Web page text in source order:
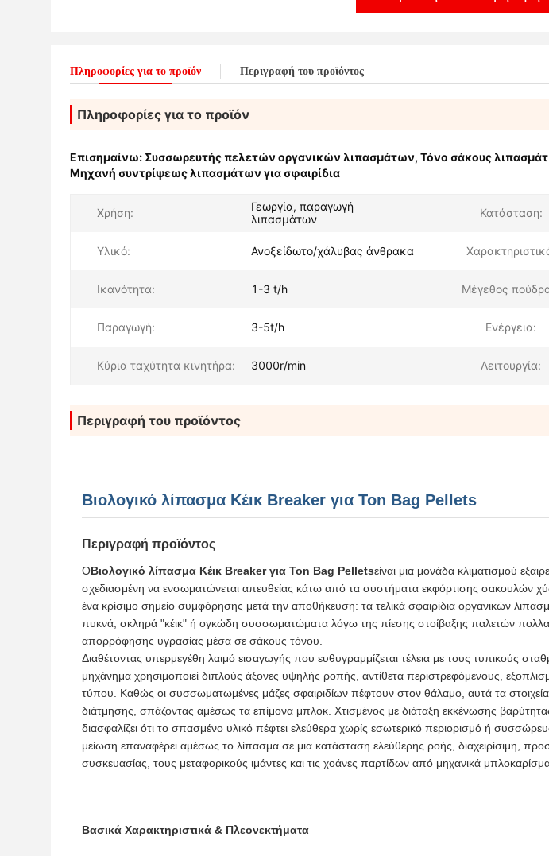
Πληροφορίες για το προϊόν Περιγραφή του προϊόντος
Πληροφορίες για το προϊόν
Επισημαίνω: Συσσωρευτής πελετών οργανικών λιπασμάτων, Τόνο σάκους
Μηχανή συντρίψεως λιπασμάτων για σφαιρίδια
Χρήση:
Γεωργία, παραγωγή
λιπασμάτων
Κατάσταση:
Υλικό: Ανοξείδωτο/χάλυβας άνθρακα
Ικανότητα: 1-3 t/h Μέγεθος
Παραγωγή: 3-5t/h Ενέργεια:
Κύρια ταχύτητα κινητήρα: 3000r/min Λειτουργία:
Περιγραφή του προϊόντος
Βιολογικό λίπασμα Κέικ Breaker για Ton Bag Pellets
Περιγραφή προϊόντος
ΟΒιολογικό λίπασμα Κέικ Breaker για Ton Bag Pelletsείναι μια μονάδα κλιματισμού
σχεδιασμένη να ενσωματώνεται απευθείας κάτω από τα συστήματα εκφόρτισης σακουλών
ένα κρίσιμο σημείο συμφόρησης μετά την αποθήκευση: τα τελικά σφαιρίδια οργανικών
πυκνά, σκληρά "κέικ" ή ογκώδη συσσωματώματα λόγω της πίεσης στοίβαξης παλετών
απορρόφησης υγρασίας μέσα σε σάκους τόνου.
Διαθέτοντας υπερμεγέθη λαιμό εισαγωγής που ευθυγραμμίζεται τέλεια με τους τυπικούς
μηχάνημα χρησιμοποιεί διπλούς άξονες υψηλής ροπής, αντίθετα περιστρεφόμενους,
τύπου. Καθώς οι συσσωματωμένες μάζες σφαιριδίων πέφτουν στον θάλαμο, αυτά τα στοιχεία
διάτμησης, σπάζοντας αμέσως τα επίμονα μπλοκ. Χτισμένος με διάταξη εκκένωσης
διασφαλίζει ότι το σπασμένο υλικό πέφτει ελεύθερα χωρίς εσωτερικό περιορισμό ή
μείωση επαναφέρει αμέσως το λίπασμα σε μια κατάσταση ελεύθερης ροής, διαχειρίσιμη,
συσκευασίας, τους μεταφορικούς ιμάντες και τις χοάνες παρτίδων από μηχανικά
Βασικά Χαρακτηριστικά & Πλεονεκτήματα